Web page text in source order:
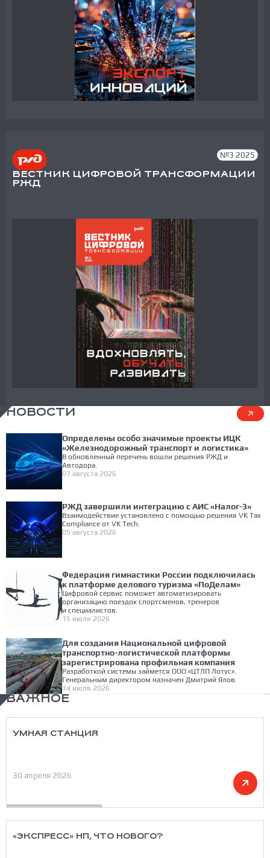
№3 2025
ВЕСТНИК ЦИФРОВОЙ ТРАНСФОРМАЦИИ
РЖД
НОВОСТИ
Определены особо значимые проекты ИЦК
«Железнодорожный транспорт и логистика»
В обновленный перечень вошли решения РЖД и
Автодора.
07 августа 2026
РЖД завершили интеграцию с АИС «Налог-3»
Взаимодействие установлено с помощью решения VK Tax
Compliance от VK Tech.
05 августа 2026
Федерация гимнастики России подключилась
к платформе делового туризма «ПоДелам»
Цифровой сервис поможет автоматизировать
организацию поездок спортсменов, тренеров
и специалистов.
15 июля 2026
Для создания Национальной цифровой
транспортно-логистической платформы
зарегистрирована профильная компания
Разработкой системы займется ООО «ЦТЛП Лотус».
Генеральным директором назначен Дмитрий Ялов.
14 июля 2026
ВАЖНОЕ
УМНАЯ СТАНЦИЯ
30 апреля 2026
«ЭКСПРЕСС» НП, ЧТО НОВОГО?